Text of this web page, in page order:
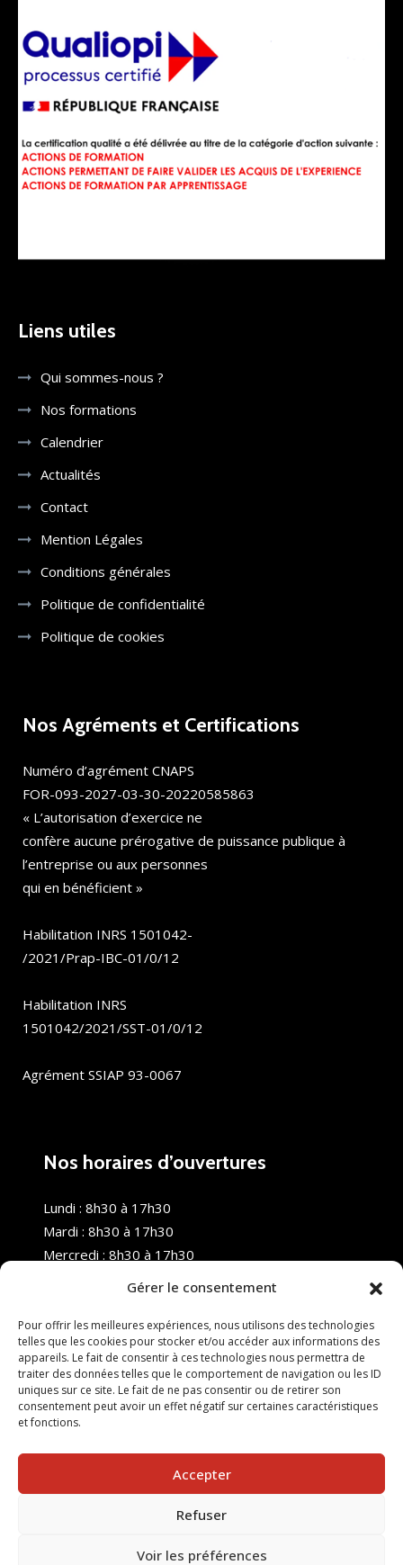
Gérer le consentement
Pour offrir les meilleures expériences, nous utilisons des technologies
telles que les cookies pour stocker et/ou accéder aux informations des
appareils. Le fait de consentir à ces technologies nous permettra de
traiter des données telles que le comportement de navigation ou les ID
uniques sur ce site. Le fait de ne pas consentir ou de retirer son
consentement peut avoir un effet négatif sur certaines caractéristiques
et fonctions.
Accepter
Refuser
Voir les préférences
Liens utiles
Qui sommes-nous ?
Nos formations
Calendrier
Actualités
Contact
Mention Légales
Conditions générales
Politique de confidentialité
Politique de cookies
Nos Agréments et Certifications
Numéro d’agrément CNAPS
FOR-093-2027-03-30-20220585863
« L’autorisation d’exercice ne
confère aucune prérogative de puissance publique à
l’entreprise ou aux personnes
qui en bénéficient »
Habilitation INRS 1501042-
/2021/Prap-IBC-01/0/12
Habilitation INRS
1501042/2021/SST-01/0/12
Agrément SSIAP 93-0067
Nos horaires d’ouvertures
Lundi : 8h30 à 17h30
Mardi : 8h30 à 17h30
Mercredi : 8h30 à 17h30
Samedi : Fermé
Dimanche : Fermé
© 2025 Nouvel R Formation - TOUS DROITS RÉSERVÉS -
SITE RÉALISÉ PAR :INGÉNIERIE TECH